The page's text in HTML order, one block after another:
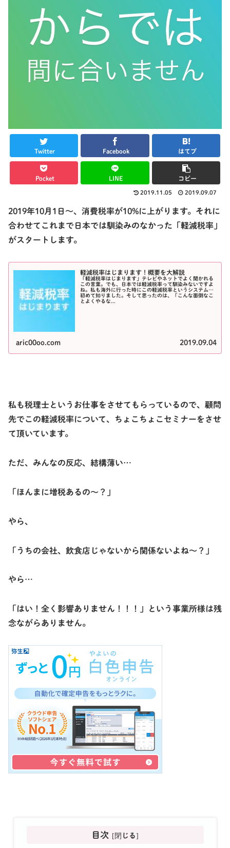
Twitter Facebook はてブ
Pocket LINE コピー
2019.11.05 2019.09.07
2019年10月1日〜、消費税率が10%に上がります。それに
合わせてこれまで日本では馴染みのなかった「軽減税率」
がスタートします。
軽減税率はじまります！概要を大解説
「軽減税率はじまります」テレビやネットでよく聞かれる
この言葉。でも、日本では軽減税率って馴染みないですよ
ね。私も海外に行った時にこの軽減税率というシステムを
初めて知りました。そして思ったのは、「こんな面倒なこ
とよくやるな...
aric00oo.com 2019.09.04
私も税理士というお仕事をさせてもらっているので、顧問
先でこの軽減税率について、ちょこちょこセミナーをさせ
て頂いています。
ただ、みんなの反応、結構薄い…
「ほんまに増税あるの〜？」
やら、
「うちの会社、飲食店じゃないから関係ないよね〜？」
やら…
「はい！全く影響ありません！！！」という事業所様は残
念ながらありません。
目次